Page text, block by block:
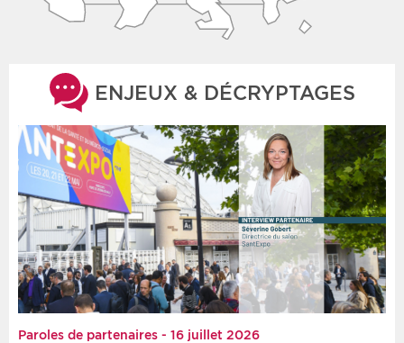
ENJEUX & DÉCRYPTAGES
Paroles de partenaires - 16 juillet 2026